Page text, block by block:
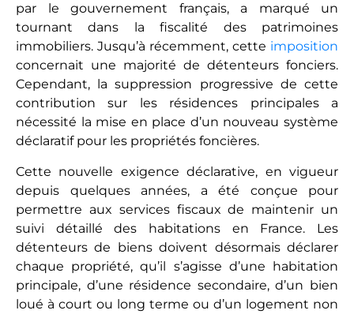
par le gouvernement français, a marqué un
tournant dans la fiscalité des patrimoines
immobiliers. Jusqu’à récemment, cette imposition
concernait une majorité de détenteurs fonciers.
Cependant, la suppression progressive de cette
contribution sur les résidences principales a
nécessité la mise en place d’un nouveau système
déclaratif pour les propriétés foncières.
Cette nouvelle exigence déclarative, en vigueur
depuis quelques années, a été conçue pour
permettre aux services fiscaux de maintenir un
suivi détaillé des habitations en France. Les
détenteurs de biens doivent désormais déclarer
chaque propriété, qu’il s’agisse d’une habitation
principale, d’une résidence secondaire, d’un bien
loué à court ou long terme ou d’un logement non